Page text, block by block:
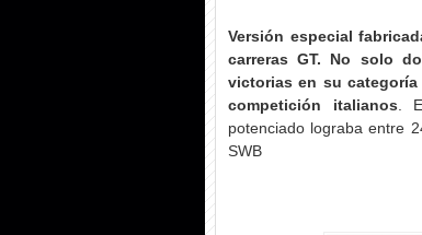
Versión especial
carreras GT. No solo
victorias en su
competición italianos.
potenciado lograba entre
SWB